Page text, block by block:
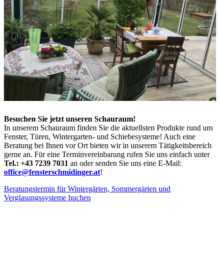
Besuchen Sie jetzt unseren Schauraum!
In unserem Schauraum finden Sie die aktuellsten Produkte rund um
Fenster, Türen, Wintergarten- und Schiebesysteme! Auch eine
Beratung bei Ihnen vor Ort bieten wir in unserem Tätigkeitsbereich
gerne an. Für eine Terminvereinbarung rufen Sie uns einfach unter
Tel.: +43 7239 7031 an oder senden Sie uns eine E-Mail:
office@fensterschmidinger.at!
Beratungstermin für Wintergärten, Sommergärten und
Verglasungssysteme buchen